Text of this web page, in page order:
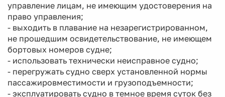
управление лицам, не имеющим удостоверения на
право управления;
- выходить в плавание на незарегистрированном,
не прошедшим освидетельствование, не имеющем
бортовых номеров судне;
- использовать технически неисправное судно;
- перегружать судно сверх установленной нормы
пассажировместимости и грузоподъемности;
- эксплуатировать судно в темное время суток без